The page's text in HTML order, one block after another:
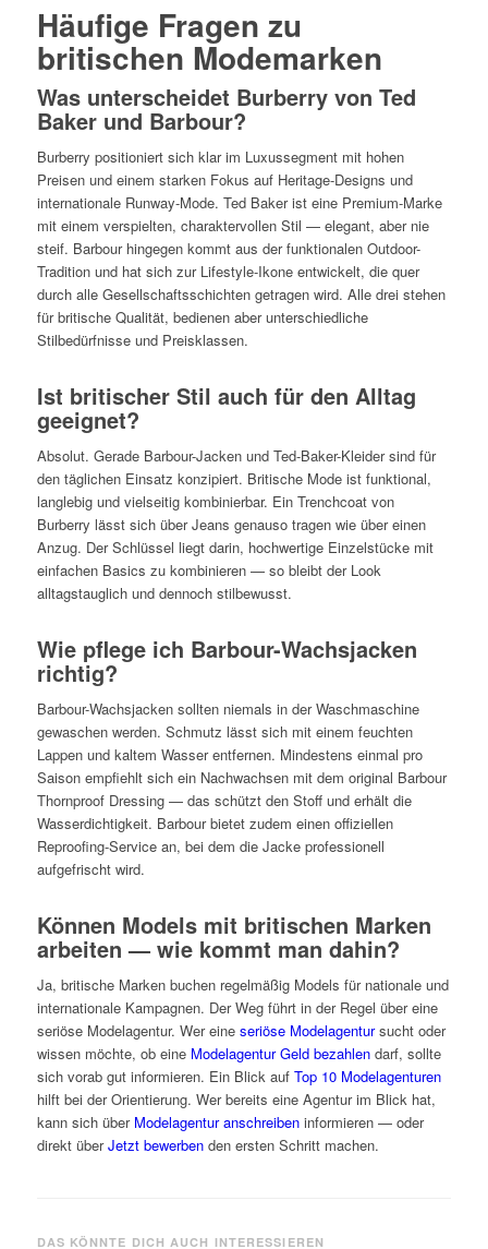
Häufige Fragen zu
britischen Modemarken
Was unterscheidet Burberry von Ted
Baker und Barbour?
Burberry positioniert sich klar im Luxussegment mit hohen
Preisen und einem starken Fokus auf Heritage-Designs und
internationale Runway-Mode. Ted Baker ist eine Premium-Marke
mit einem verspielten, charaktervollen Stil — elegant, aber nie
steif. Barbour hingegen kommt aus der funktionalen Outdoor-
Tradition und hat sich zur Lifestyle-Ikone entwickelt, die quer
durch alle Gesellschaftsschichten getragen wird. Alle drei stehen
für britische Qualität, bedienen aber unterschiedliche
Stilbedürfnisse und Preisklassen.
Ist britischer Stil auch für den Alltag
geeignet?
Absolut. Gerade Barbour-Jacken und Ted-Baker-Kleider sind für
den täglichen Einsatz konzipiert. Britische Mode ist funktional,
langlebig und vielseitig kombinierbar. Ein Trenchcoat von
Burberry lässt sich über Jeans genauso tragen wie über einen
Anzug. Der Schlüssel liegt darin, hochwertige Einzelstücke mit
einfachen Basics zu kombinieren — so bleibt der Look
alltagstauglich und dennoch stilbewusst.
Wie pflege ich Barbour-Wachsjacken
richtig?
Barbour-Wachsjacken sollten niemals in der Waschmaschine
gewaschen werden. Schmutz lässt sich mit einem feuchten
Lappen und kaltem Wasser entfernen. Mindestens einmal pro
Saison empfiehlt sich ein Nachwachsen mit dem original Barbour
Thornproof Dressing — das schützt den Stoff und erhält die
Wasserdichtigkeit. Barbour bietet zudem einen offiziellen
Reproofing-Service an, bei dem die Jacke professionell
aufgefrischt wird.
Können Models mit britischen Marken
arbeiten — wie kommt man dahin?
Ja, britische Marken buchen regelmäßig Models für nationale und
internationale Kampagnen. Der Weg führt in der Regel über eine
seriöse Modelagentur. Wer eine seriöse Modelagentursucht oder
wissen möchte, ob eine Modelagentur Geld bezahlendarf, sollte
sich vorab gut informieren. Ein Blick auf Top 10 Modelagenturen
hilft bei der Orientierung. Wer bereits eine Agentur im Blick hat,
kann sich über Modelagentur anschreibeninformieren — oder
direkt überJetzt bewerbenden ersten Schritt machen.
DAS KÖNNTE DICH AUCH INTERESSIEREN